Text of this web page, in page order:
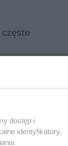
dostęp i
identyfikatory,